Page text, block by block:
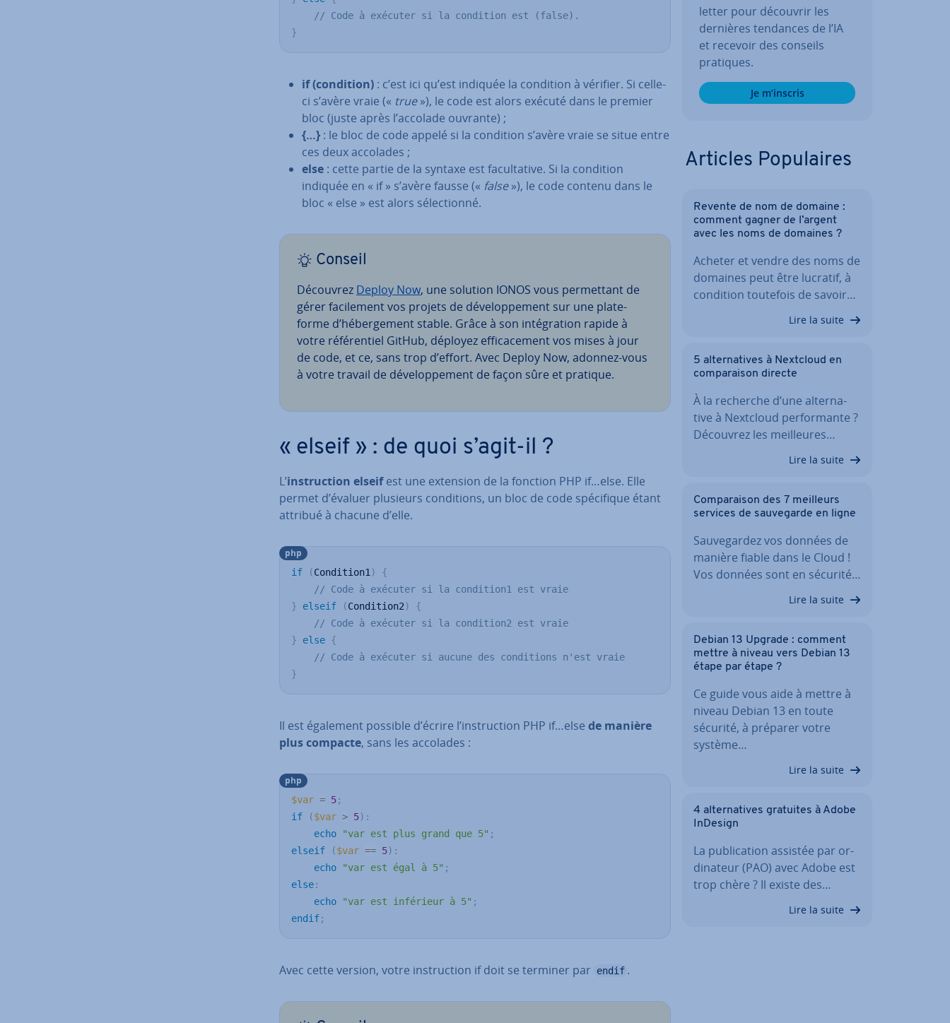
// Code à exécuter si la condition est (false).
}
if (condition) : c’est ici qu’est indiquée la condition à vérifier. Si celle-
ci s’avère vraie (« true»), le code est alors exécuté dans le premier
bloc (juste après l’accolade ouvrante) ;
{…} : le bloc de code appelé si la condition s’avère vraie se situe entre
ces deux accolades ;
else : cette partie de la syntaxe est fa­cul­ta­tive. Si la condition
indiquée en « if » s’avère fausse (« false»), le code contenu dans le
bloc « else » est alors sé­lec­tionné.
Conseil
Découvrez Deploy Now, une solution IONOS vous per­met­tant de
gérer fa­ci­le­ment vos projets de dé­ve­lop­pe­ment sur une pla­te­
forme d’hé­ber­ge­ment stable. Grâce à son in­té­gra­tion rapide à
votre ré­fé­ren­tiel GitHub, déployez ef­fi­ca­ce­ment vos mises à jour
de code, et ce, sans trop d’effort. Avec Deploy Now, adonnez-vous
à votre travail de dé­ve­lop­pe­ment de façon sûre et pratique.
« elseif » : de quoi s’agit-il ?
L’ins­truc­tion elseifest une extension de la fonction PHP if…else. Elle
permet d’évaluer plusieurs con­di­tions, un bloc de code spé­ci­fique étant
attribué à chacune d’elle.
if (Condition1 )
{
// Code à exécuter si la condition1 est vraie
}
elseif (Condition2 )
{
// Code à exécuter si la condition2 est vraie
}
else {
// Code à exécuter si aucune des conditions n'est vraie
}
php
Il est également possible d’écrire l’ins­truc­tion PHP if…else de manière
plus compacte, sans les accolades :
$var = 5;
if
($var > 5) :
echo
"var est plus grand que 5" ;
elseif
($var == 5) :
echo
"var est égal à 5" ;
else:
echo
"var est inférieur à 5" ;
endif;
php
Avec cette version, votre ins­truc­tion if doit se terminer par endif .
let­ter pour découvrir les
dernières tendances de l’IA
et recevoir des conseils
pratiques.
Je m’inscris
Articles Po­pu­laires
Revente de nom de domaine :
comment gagner de l’argent
avec les noms de domaines ?
Acheter et vendre des noms de
domaines peut être lucratif, à
condition toutefois de savoir…
Lire la suite
5 al­ter­na­tives à Nextcloud en
com­pa­rai­son directe
À la recherche d’une al­ter­na­
tive à Nextcloud per­for­mante ?
Découvrez les meil­leures…
Lire la suite
Com­pa­rai­son des 7 meilleurs
services de sau­ve­garde en ligne
Sau­ve­gar­dez vos données de
manière fiable dans le Cloud !
Vos données sont en sécurité…
Lire la suite
Debian 13 Upgrade : comment
mettre à niveau vers Debian 13
étape par étape ?
Ce guide vous aide à mettre à
niveau Debian 13 en toute
sécurité, à préparer votre
système…
Lire la suite
4 al­ter­na­tives gratuites à Adobe
InDesign
La pu­bli­ca­tion assistée par or­
di­na­teur (PAO) avec Adobe est
trop chère ? Il existe des…
Lire la suite